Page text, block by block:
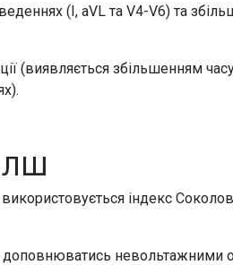
(I, aVL та V4-V6) та
збільшенням часу
ЛШ
індекс
доповнюватись невольтажними